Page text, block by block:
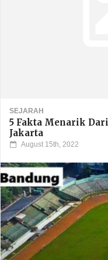
SEJARAH
5 Fakta Menarik
Jakarta
August 15th, 2022